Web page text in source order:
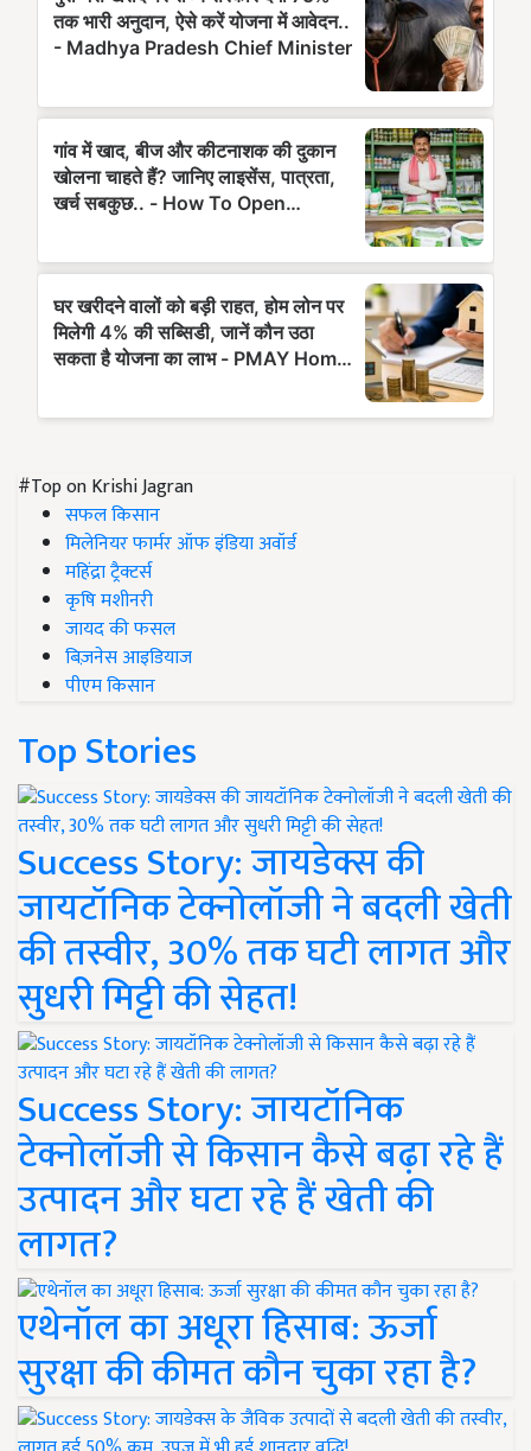
#Top on Krishi Jagran
सफल किसान
मिलेनियर फार्मर ऑफ इंडिया अवॉर्ड
महिंद्रा ट्रैक्टर्स
कृषि मशीनरी
जायद की फसल
बिज़नेस आइडियाज
पीएम किसान
Top Stories
Success Story: जायडेक्स की
जायटॉनिक टेक्नोलॉजी ने बदली खेती
की तस्वीर, 30% तक घटी लागत और
सुधरी मिट्टी की सेहत!
Success Story: जायटॉनिक
टेक्नोलॉजी से किसान कैसे बढ़ा रहे हैं
उत्पादन और घटा रहे हैं खेती की
लागत?
एथेनॉल का अधूरा हिसाब: ऊर्जा
सुरक्षा की कीमत कौन चुका रहा है?